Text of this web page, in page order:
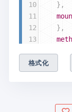
10
},
11
12
},
13
15 })
16
格式化